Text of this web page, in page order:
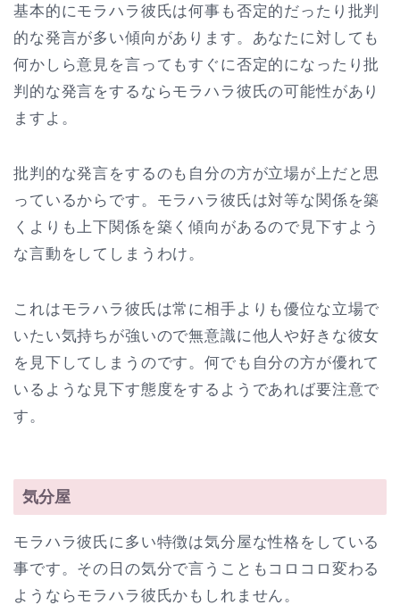
基本的にモラハラ彼氏は何事も否定的だったり批判
的な発言が多い傾向があります。あなたに対しても
何かしら意見を言ってもすぐに否定的になったり批
判的な発言をするならモラハラ彼氏の可能性があり
ますよ。
批判的な発言をするのも自分の方が立場が上だと思
っているからです。モラハラ彼氏は対等な関係を築
くよりも上下関係を築く傾向があるので見下すよう
な言動をしてしまうわけ。
これはモラハラ彼氏は常に相手よりも優位な立場で
いたい気持ちが強いので無意識に他人や好きな彼女
を見下してしまうのです。何でも自分の方が優れて
いるような見下す態度をするようであれば要注意で
す。
気分屋
モラハラ彼氏に多い特徴は気分屋な性格をしている
事です。その日の気分で言うこともコロコロ変わる
ようならモラハラ彼氏かもしれません。